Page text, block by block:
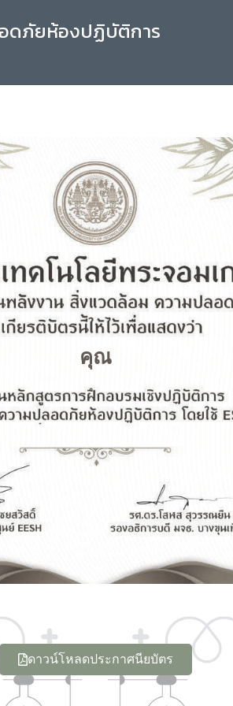
ดภัยห้องปฏิบัติการ
คุณ
ดาวน์โหลดประกาศนียบัตร